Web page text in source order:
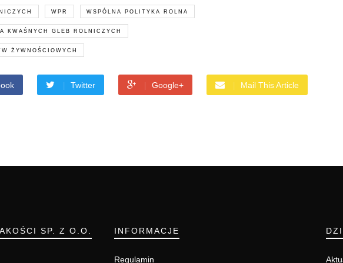
WPR WSPÓLNA POLITYKA ROLNA
KWAŚNYCH GLEB ROLNICZYCH
ŻYWNOŚCIOWYCH
Twitter Google+ Mail This Article
SP. Z O.O. INFORMACJE
Regulamin